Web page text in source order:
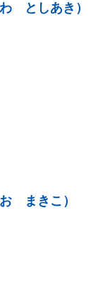
としあき）
まきこ）